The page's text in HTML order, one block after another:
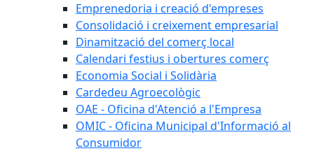
Emprenedoria i creació d'empreses
Consolidació i creixement empresarial
Dinamització del comerç local
Calendari festius i obertures comerç
Economia Social i Solidària
Cardedeu Agroecològic
OAE - Oficina d'Atenció a l'Empresa
OMIC - Oficina Municipal d'Informació al
Consumidor